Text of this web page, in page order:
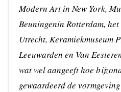
Modern Art in New York,
Beuningenin Rotterdam,
Utrecht, Keramiekmuseum
Leeuwarden en Van
wat wel aangeeft hoe
gewaardeerd de